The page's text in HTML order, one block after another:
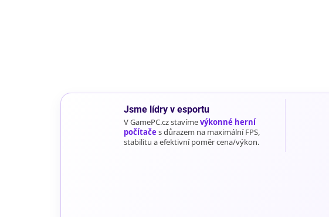
Jsme lídry v esportu
V GamePC.cz stavímevýkonné herní
počítače s důrazem na maximální FPS,
stabilitu a efektivní poměr cena/výkon.